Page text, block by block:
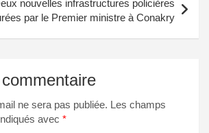
nouvelles infrastructures policières
par le Premier ministre à Conakry
ne sera pas publiée. Les champs
avec *